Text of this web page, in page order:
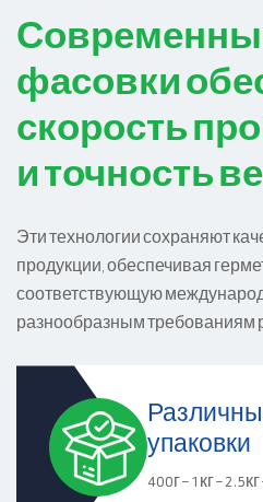
фасовки
скорость
и точность
Эти технологии сохраняют
продукции, обеспечивая
соответствующую
разнообразным требованиям
упаковки
400г – 1кг –